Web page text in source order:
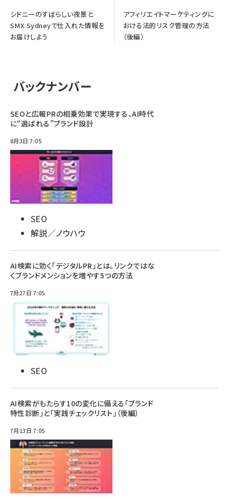
シドニーのすばらしい夜景と
SMX Sydneyで仕入れた情報を
お届けしよう
アフィリエイトマーケティングに
おける法的リスク管理の方法
（後編）
バックナンバー
SEOと広報PRの相乗効果で実現する、AI時代
に“選ばれる”ブランド設計
8月3日 7:05
SEO
解説／ノウハウ
AI検索に効く「デジタルPR」とは。リンクではな
くブランドメンションを増やす5つの方法
7月27日 7:05
SEO
AI検索がもたらす10の変化に備える「ブランド
特性診断」と「実践チェックリスト」（後編）
7月13日 7:05